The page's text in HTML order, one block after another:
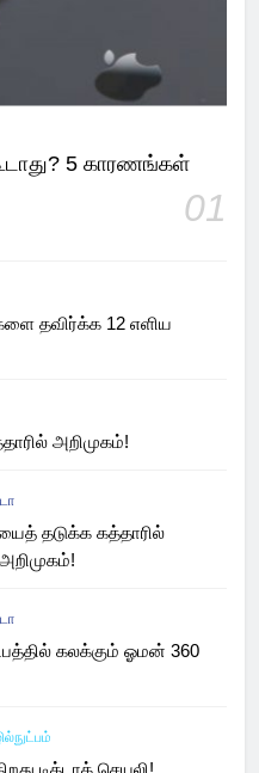
5 காரணங்கள்
01
தவிர்க்க 12 எளிய
அறிமுகம்!
தடுக்க கத்தாரில்
கலக்கும் ஓமன் 360
டிக்டாக் செயலி!